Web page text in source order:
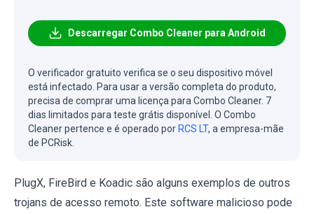
Descarregar Combo Cleaner para Android
O verificador gratuito verifica se o seu dispositivo móvel
está infectado. Para usar a versão completa do produto,
precisa de comprar uma licença para Combo Cleaner. 7
dias limitados para teste grátis disponível. O Combo
Cleaner pertence e é operado por RCS LT, a empresa-mãe
de PCRisk.
PlugX, FireBird e Koadic são alguns exemplos de outros
trojans de acesso remoto. Este software malicioso pode